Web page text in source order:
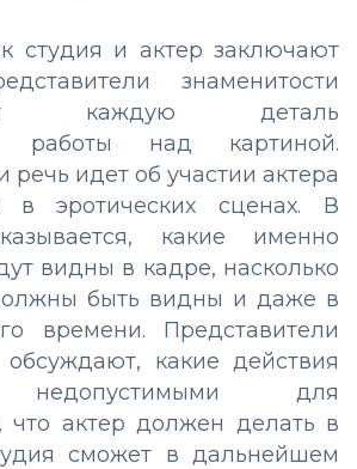
студия и актер заключают
знаменитости
каждую деталь
работы над картиной.
речь идет об участии актера
в эротических сценах. В
какие именно
видны в кадре, насколько
быть видны и даже в
времени. Представители
какие действия
недопустимыми для
что актер должен делать в
сможет в дальнейшем